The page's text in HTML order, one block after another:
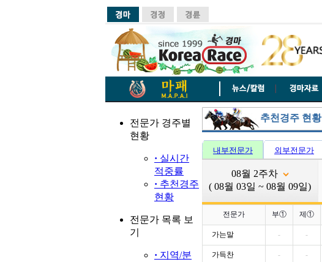
전문가 경주별
현황
· 실시간
적중률
· 추천경주
현황
전문가 목록 보
기
· 지역/분
추천경주 현황
내부전문가 외부전문가
08월 2주차
( 08월 03일 ~ 08월 09일)
전문가 부① 제①
가는말 - -
가득찬 - -